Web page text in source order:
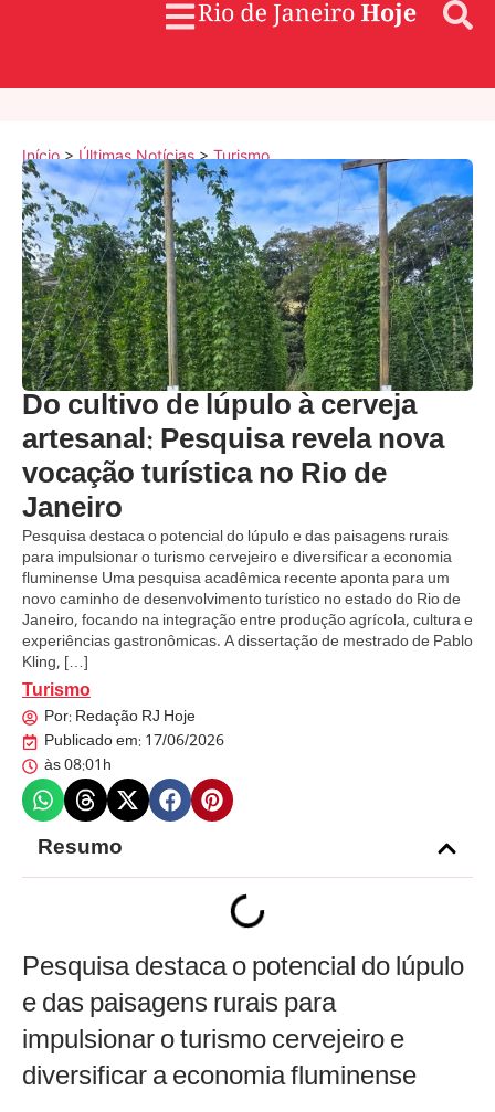
Início>Últimas Notícias>Turismo
Do cultivo de lúpulo à cerveja
artesanal: Pesquisa revela nova
vocação turística no Rio de
Janeiro
Pesquisa destaca o potencial do lúpulo e das paisagens rurais
para impulsionar o turismo cervejeiro e diversificar a economia
fluminense Uma pesquisa acadêmica recente aponta para um
novo caminho de desenvolvimento turístico no estado do Rio de
Janeiro, focando na integração entre produção agrícola, cultura e
experiências gastronômicas. A dissertação de mestrado de Pablo
Kling, […]
Turismo
Por: Redação RJ Hoje
Publicado em: 17/06/2026
às08:01h
Resumo
Pesquisa destaca o potencial do lúpulo
e das paisagens rurais para
impulsionar o turismo cervejeiro e
diversificar a economia fluminense